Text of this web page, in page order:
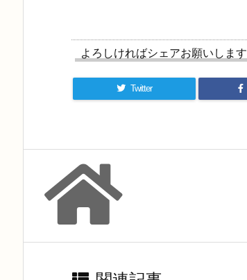
よろしければシェアお願いします
Twitter